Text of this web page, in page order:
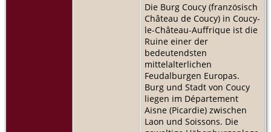
Die Burg Coucy (französisch
Château de Coucy) in Coucy-
le-Château-Auffrique ist die
Ruine einer der
bedeutendsten
mittelalterlichen
Feudalburgen Europas.
Burg und Stadt von Coucy
liegen im Département
Aisne (Picardie) zwischen
Laon und Soissons. Die